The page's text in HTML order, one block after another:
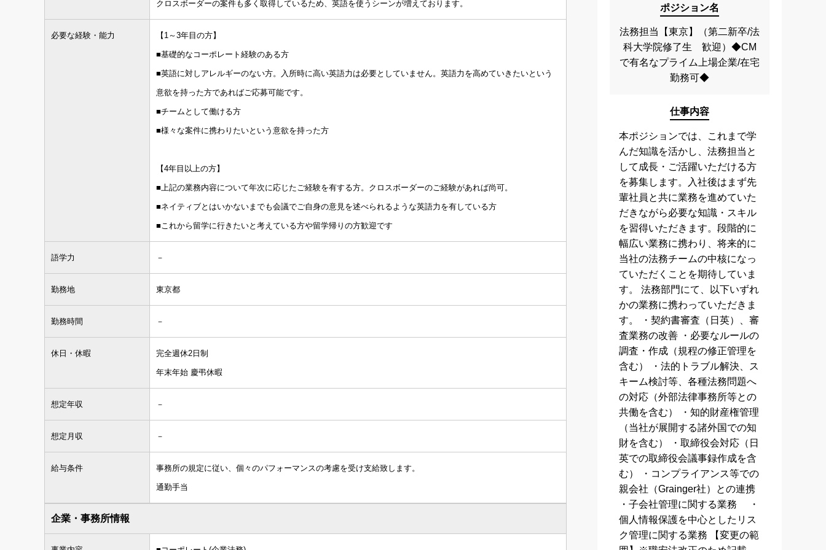
クロスボーダーの案件も多く取得しているため、英語を使うシーンが増えております。
必要な経験・能力 【1～3年目の方】
■基礎的なコーポレート経験のある方
■英語に対しアレルギーのない方。入所時に高い英語力は必要としていません。英語力を高めていきたいという
意欲を持った方であればご応募可能です。
■チームとして働ける方
■様々な案件に携わりたいという意欲を持った方
【4年目以上の方】
■上記の業務内容について年次に応じたご経験を有する方。クロスボーダーのご経験があれば尚可。
■ネイティブとはいかないまでも会議でご自身の意見を述べられるような英語力を有している方
■これから留学に行きたいと考えている方や留学帰りの方歓迎です
語学力 －
勤務地 東京都
勤務時間 －
休日・休暇 完全週休2日制
年末年始 慶弔休暇
想定年収 －
想定月収 －
給与条件 事務所の規定に従い、個々のパフォーマンスの考慮を受け支給致します。
通勤手当
企業・事務所情報
ポジション名
法務担当【東京】（第二新卒/法
科大学院修了生 歓迎）◆CM
で有名なプライム上場企業/在宅
勤務可◆
仕事内容
本ポジションでは、これまで学
んだ知識を活かし、法務担当と
して成長・ご活躍いただける方
を募集します。入社後はまず先
輩社員と共に業務を進めていた
だきながら必要な知識・スキル
を習得いただきます。段階的に
幅広い業務に携わり、将来的に
当社の法務チームの中核になっ
ていただくことを期待していま
す。 法務部門にて、以下いずれ
かの業務に携わっていただきま
す。 ・契約書審査（日英）、審
査業務の改善 ・必要なルールの
調査・作成（規程の修正管理を
含む） ・法的トラブル解決、ス
キーム検討等、各種法務問題へ
の対応（外部法律事務所等との
共働を含む） ・知的財産権管理
（当社が展開する諸外国での知
財を含む） ・取締役会対応（日
英での取締役会議事録作成を含
む） ・コンプライアンス等での
親会社（Grainger社）との連携
・子会社管理に関する業務 ・
個人情報保護を中心としたリス
ク管理に関する業務 【変更の範